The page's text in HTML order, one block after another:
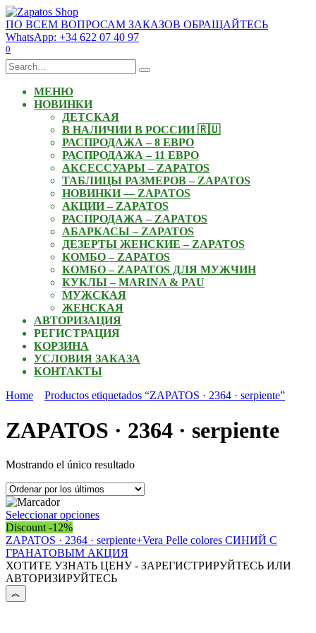
Skip
to
content
ПО ВСЕМ ВОПРОСАМ ЗАКАЗОВ ОБРАЩАЙТЕСЬ
WhatsApp: +34 622 07 40 97
0
Search
for:
МЕНЮ
НОВИНКИ
ДЕТСКАЯ
В НАЛИЧИИ В РОССИИ 🇷🇺
РАСПРОДАЖА – 8 ЕВРО
РАСПРОДАЖА – 11 ЕВРО
АКСЕССУАРЫ – ZAPATOS
ТАБЛИЦЫ РАЗМЕРОВ – ZAPATOS
НОВИНКИ — ZAPATOS
АКЦИИ – ZAPATOS
РАСПРОДАЖА – ZAPATOS
АБАРКАСЫ – ZAPATOS
ДЕЗЕРТЫ ЖЕНСКИЕ – ZAPATOS
КОМБО – ZAPATOS
КОМБО – ZAPATOS ДЛЯ МУЖЧИН
КУКЛЫ – MARINA & PAU
МУЖСКАЯ
ЖЕНСКАЯ
АВТОРИЗАЦИЯ
РЕГИСТРАЦИЯ
КОРЗИНА
УСЛОВИЯ ЗАКАЗА
КОНТАКТЫ
Home
Productos etiquetados “ZAPATOS · 2364 · serpiente”
ZAPATOS · 2364 · serpiente
Mostrando el único resultado
Seleccionar opcionesEste
tiene
múltiples
variantes.
Las
Discount -12%
ZAPATOS · 2364 · serpiente+Vera Рelle colores СИНИЙ С
ГРАНАТОВЫМ АКЦИЯ
ХОТИТЕ УЗНАТЬ ЦЕНУ - ЗАРЕГИСТРИРУЙТЕСЬ ИЛИ
АВТОРИЗИРУЙТЕСЬ